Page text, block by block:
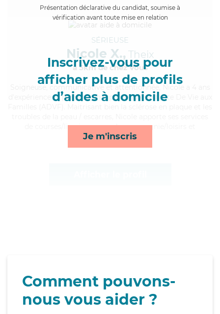
Présentation déclarative du candidat, soumise à
vérification avant toute mise en relation
Inscrivez-vous pour
afficher plus de profils
d’aides à domicile
Je m'inscris
SÉRIEUSE
Nicole X., Theix
à 5km de chez Vous
, communicative et attentionnée, Nicole a 4 ans
d'expérience et possède un diplôme d'Assistante De Vie aux
de courses/livraison, rappels, compagnie/loisirs et
surveillance de nuit*
Comment pouvons-
nous vous aider ?